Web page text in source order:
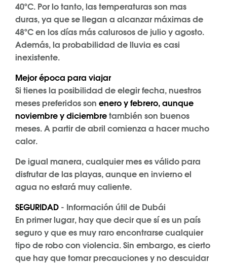
40ºC. Por lo tanto, las temperaturas son mas
duras, ya que se llegan a alcanzar máximas de
48ºC en los días más calurosos de julio y agosto.
Además, la probabilidad de lluvia es casi
inexistente.
Mejor época para viajar
Si tienes la posibilidad de elegir fecha, nuestros
meses preferidos son enero y febrero, aunque
noviembre y diciembretambién son buenos
meses. A partir de abril comienza a hacer mucho
calor.
De igual manera, cualquier mes es válido para
disfrutar de las playas, aunque en invierno el
agua no estará muy caliente.
SEGURIDAD - Información útil de Dubái
En primer lugar, hay que decir que sí es un país
seguro y que es muy raro encontrarse cualquier
tipo de robo con violencia. Sin embargo, es cierto
que hay que tomar precauciones y no descuidar